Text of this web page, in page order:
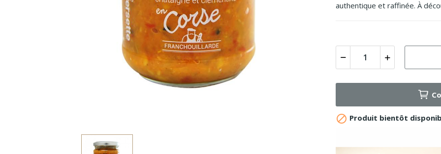
authentique et raffinée. À
 Produit bientôt